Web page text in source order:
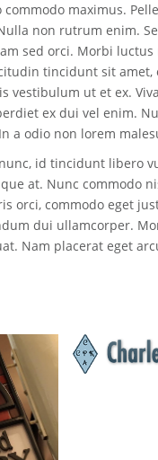
commodo maximus.
non rutrum enim.
sed orci. Morbi
tincidunt sit amet,
vestibulum ut et ex.
ex dui vel enim.
a odio non lorem
id tincidunt libero
at. Nunc commodo
orci, commodo eget
dui ullamcorper.
Nam placerat eget